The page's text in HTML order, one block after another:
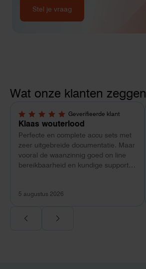
Stel je vraag
Wat onze klanten zeggen
Geverifieerde klant
5,0 van 5 sterren
Klaas wouterlood
Perfecte en complete accu sets met
zeer uitgebreide documentatie. Maar
vooral de waanzinnig goed on line
bereikbaarheid en kundige support
5 augustus 2026